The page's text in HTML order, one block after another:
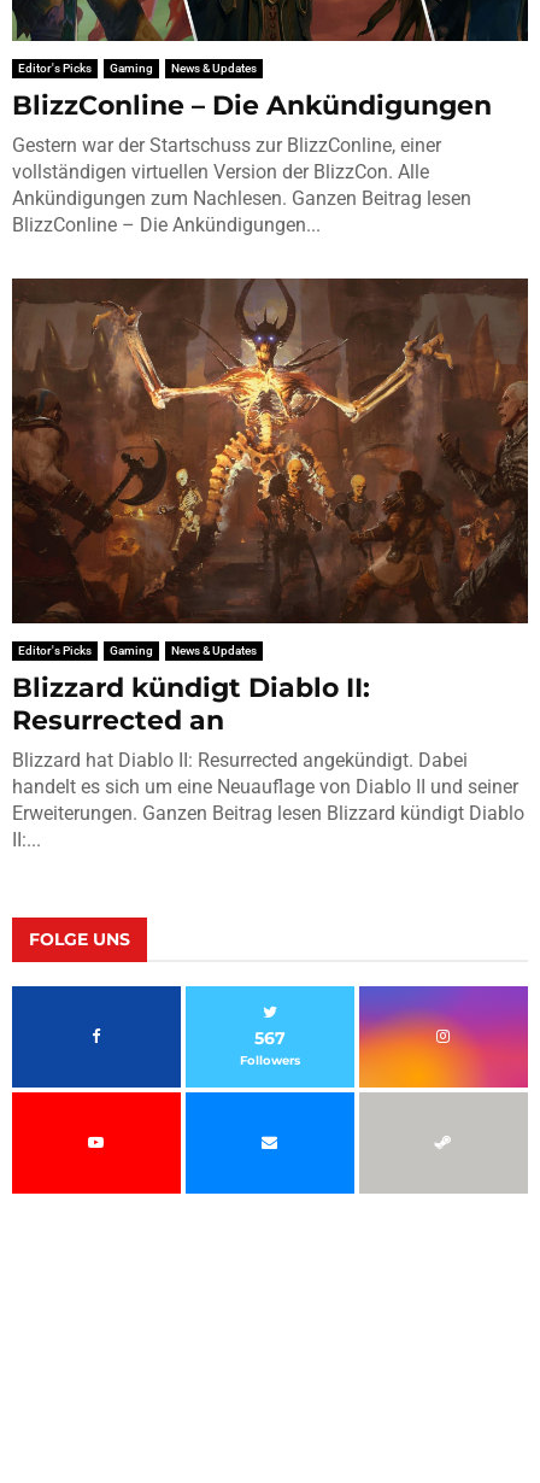
Editor's Picks Gaming News & Updates
BlizzConline – Die Ankündigungen
Gestern war der Startschuss zur BlizzConline, einer
vollständigen virtuellen Version der BlizzCon. Alle
Ankündigungen zum Nachlesen. Ganzen Beitrag lesen
BlizzConline – Die Ankündigungen...
Editor's Picks Gaming News & Updates
Blizzard kündigt Diablo II:
Resurrected an
Blizzard hat Diablo II: Resurrected angekündigt. Dabei
handelt es sich um eine Neuauflage von Diablo II und seiner
Erweiterungen. Ganzen Beitrag lesen Blizzard kündigt Diablo
II:...
FOLGE UNS
567
Followers